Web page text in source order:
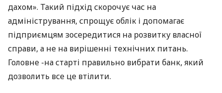
дахом». Такий підхід скорочує час на
адміністрування, спрощує облік і допомагає
підприємцям зосередитися на розвитку власної
справи, а не на вирішенні технічних питань.
Головне -на старті правильно вибрати банк, який
дозволить все це втілити.